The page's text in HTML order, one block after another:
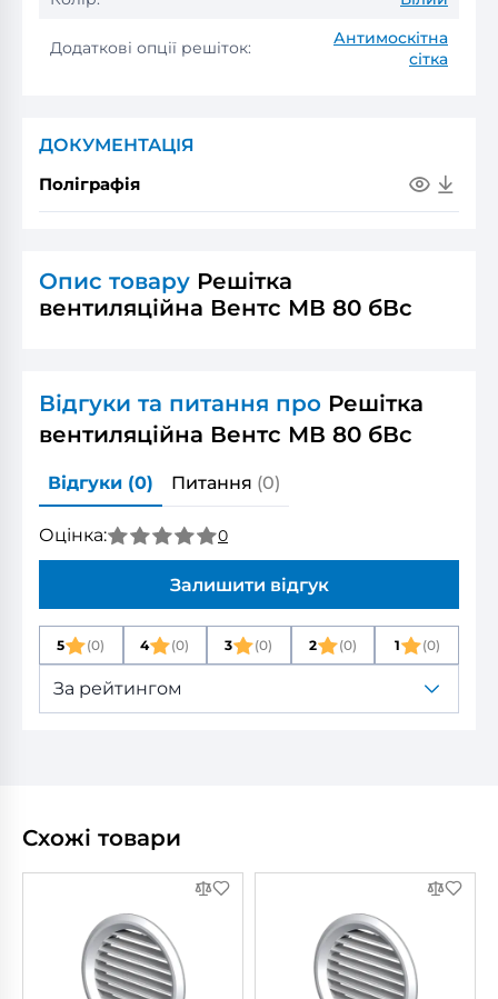
Додаткові опції решіток:
Антимоскітна
сітка
ДОКУМЕНТАЦІЯ
Поліграфія
Опис товару Решітка
вентиляційна Вентс МВ 80 бВс
Відгуки та питання про Решітка
вентиляційна Вентс МВ 80 бВс
Відгуки (0) Питання (0)
Оцінка: 0
Залишити відгук
5 (0) 4 (0) 3 (0) 2 (0) 1 (0)
За рейтингом
Схожі товари